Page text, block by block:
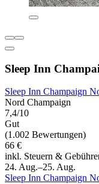
Sleep Inn
Sleep Inn Champaign
Nord Champaign
7,4/10
Gut
(1.002 Bewertungen)
66 €
inkl. Steuern &
24. Aug.–25. Aug.
Sleep Inn Champaign